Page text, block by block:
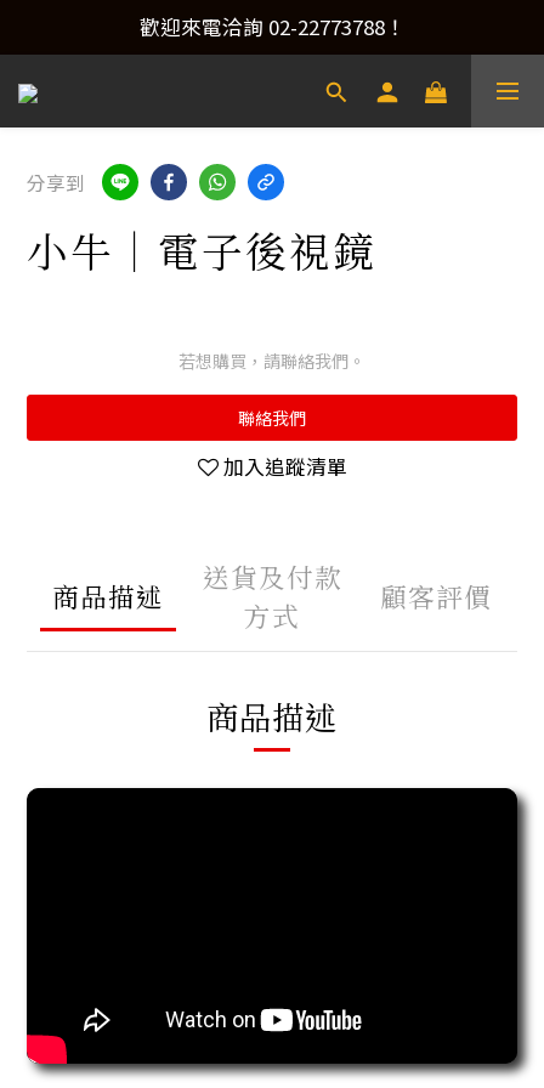
產品洽詢&預約安裝，請加Line：@xacaraudio
歡迎來電洽詢 02-22773788！
產品洽詢&預約安裝，請加Line：@xacaraudio
分享到
小牛｜電子後視鏡
若想購買，請聯絡我們。
聯絡我們
加入追蹤清單
商品描述
送貨及付款
方式
顧客評價
商品描述